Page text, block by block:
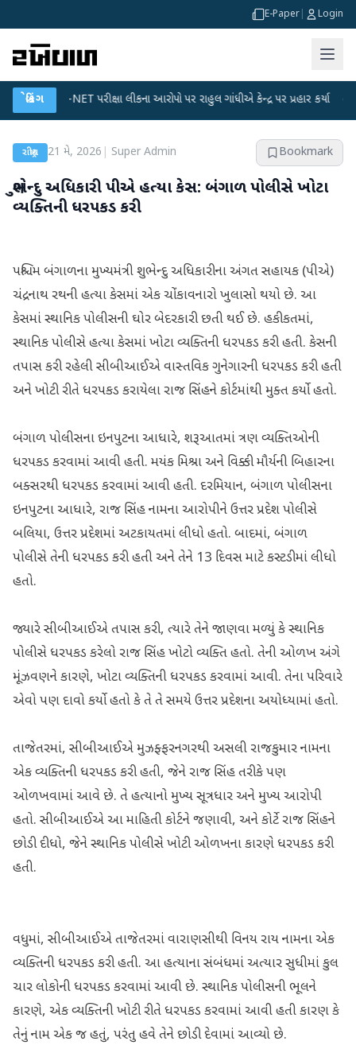
E-Paper Login
બ્રેકિંગ
NET પરીક્ષા લીકના આરોપો પર રાહુલ ગાંધીએ કેન્દ્ર પર પ્રહાર કર્યા ●
રાષ્ટ્રીય 21 મે, 2026 Super Admin Bookmark
શુભેન્દુ અધિકારી પીએ હત્યા કેસ: બંગાળ પોલીસે ખોટા
વ્યક્તિની ધરપકડ કરી
પશ્ચિમ બંગાળના મુખ્યમંત્રી શુભેન્દુ અધિકારીના અંગત સહાયક (પીએ)
ચંદ્રનાથ રથની હત્યા કેસમાં એક ચોંકાવનારો ખુલાસો થયો છે. આ
કેસમાં સ્થાનિક પોલીસની ઘોર બેદરકારી છતી થઈ છે. હકીકતમાં,
સ્થાનિક પોલીસે હત્યા કેસમાં ખોટા વ્યક્તિની ધરપકડ કરી હતી. કેસની
તપાસ કરી રહેલી સીબીઆઈએ વાસ્તવિક ગુનેગારની ધરપકડ કરી હતી
અને ખોટી રીતે ધરપકડ કરાયેલા રાજ સિંહને કોર્ટમાંથી મુક્ત કર્યો હતો.
બંગાળ પોલીસના ઇનપુટના આધારે, શરૂઆતમાં ત્રણ વ્યક્તિઓની
ધરપકડ કરવામાં આવી હતી. મયંક મિશ્રા અને વિક્કી મૌર્યની બિહારના
બક્સરથી ધરપકડ કરવામાં આવી હતી. દરમિયાન, બંગાળ પોલીસના
ઇનપુટના આધારે, રાજ સિંહ નામના આરોપીને ઉત્તર પ્રદેશ પોલીસે
બલિયા, ઉત્તર પ્રદેશમાં અટકાયતમાં લીધો હતો. બાદમાં, બંગાળ
પોલીસે તેની ધરપકડ કરી હતી અને તેને 13 દિવસ માટે કસ્ટડીમાં લીધો
હતો.
જ્યારે સીબીઆઈએ તપાસ કરી, ત્યારે તેને જાણવા મળ્યું કે સ્થાનિક
પોલીસે ધરપકડ કરેલો રાજ સિંહ ખોટો વ્યક્તિ હતો. તેની ઓળખ અંગે
મૂંઝવણને કારણે, ખોટા વ્યક્તિની ધરપકડ કરવામાં આવી. તેના પરિવારે
એવો પણ દાવો કર્યો હતો કે તે તે સમયે ઉત્તર પ્રદેશના અયોધ્યામાં હતો.
તાજેતરમાં, સીબીઆઈએ મુઝફ્ફરનગરથી અસલી રાજકુમાર નામના
એક વ્યક્તિની ધરપકડ કરી હતી, જેને રાજ સિંહ તરીકે પણ
ઓળખવામાં આવે છે. તે હત્યાનો મુખ્ય સૂત્રધાર અને મુખ્ય આરોપી
હતો. સીબીઆઈએ આ માહિતી કોર્ટને જણાવી, અને કોર્ટે રાજ સિંહને
છોડી દીધો, જેને સ્થાનિક પોલીસે ખોટી ઓળખના કારણે ધરપકડ કરી
હતી.
વધુમાં, સીબીઆઈએ તાજેતરમાં વારાણસીથી વિનય રાય નામના એક
વ્યક્તિની ધરપકડ કરી હતી. આ હત્યાના સંબંધમાં અત્યાર સુધીમાં કુલ
ચાર લોકોની ધરપકડ કરવામાં આવી છે. સ્થાનિક પોલીસની ભૂલને
કારણે, એક વ્યક્તિની ખોટી રીતે ધરપકડ કરવામાં આવી હતી કારણ કે
તેનું નામ એક જ હતું, પરંતુ હવે તેને છોડી દેવામાં આવ્યો છે.